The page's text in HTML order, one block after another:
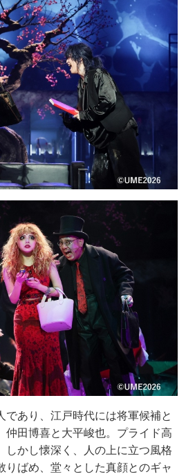
であり、江戸時代には将軍候補と
仲田博喜と大平峻也。プライド高
しかし懐深く、人の上に立つ風格
りばめ、堂々とした真顔とのギャ